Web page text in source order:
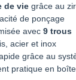
de vie grâce au
de ponçage
avec 9 trous
acier et inox
grâce au
pratique en